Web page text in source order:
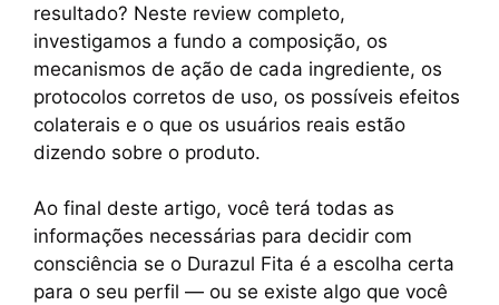
resultado? Neste review completo,
investigamos a fundo a composição, os
mecanismos de ação de cada ingrediente, os
protocolos corretos de uso, os possíveis efeitos
colaterais e o que os usuários reais estão
dizendo sobre o produto.
Ao final deste artigo, você terá todas as
informações necessárias para decidir com
consciência se o Durazul Fita é a escolha certa
para o seu perfil — ou se existe algo que você